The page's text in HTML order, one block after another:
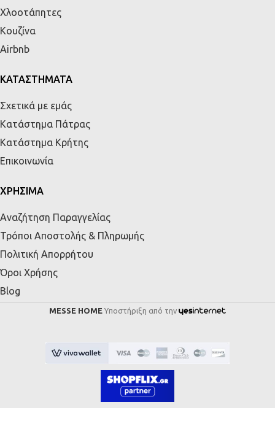
Χλοοτάπητες
Κουζίνα
Airbnb
ΚΑΤΑΣΤΗΜΑΤΑ
Σχετικά με εμάς
Κατάστημα Πάτρας
Κατάστημα Κρήτης
Επικοινωνία
ΧΡΗΣΙΜΑ
Αναζήτηση Παραγγελίας
Τρόποι Αποστολής & Πληρωμής
Πολιτική Απορρήτου
Όροι Χρήσης
Blog
MESSE HOME Υποστήριξη από την